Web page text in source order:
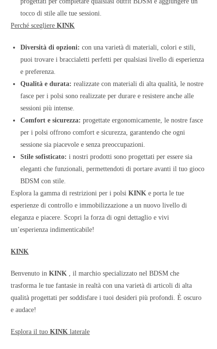
tocco di stile alle tue sessioni.
Perché scegliereKINK
Diversità di opzioni: con una varietà di materiali, colori e stili,
puoi trovare i braccialetti perfetti per qualsiasi livello di esperienza
e preferenza.
Qualità e durata: realizzate con materiali di alta qualità, le nostre
fasce per i polsi sono realizzate per durare e resistere anche alle
sessioni più intense.
Comfort e sicurezza: progettate ergonomicamente, le nostre fasce
per i polsi offrono comfort e sicurezza, garantendo che ogni
sessione sia piacevole e senza preoccupazioni.
Stile sofisticato: i nostri prodotti sono progettati per essere sia
eleganti che funzionali, permettendoti di portare avanti il tuo gioco
BDSM con stile.
Esplora la gamma di restrizioni per i polsiKINK e porta le tue
esperienze di controllo e immobilizzazione a un nuovo livello di
eleganza e piacere. Scopri la forza di ogni dettaglio e vivi
un’esperienza indimenticabile!
KINK
Benvenuto inKINK , il marchio specializzato nel BDSM che
trasforma le tue fantasie in realtà con una varietà di articoli di alta
qualità progettati per soddisfare i tuoi desideri più profondi. È oscuro
e audace!
Esplora il tuoKINK laterale